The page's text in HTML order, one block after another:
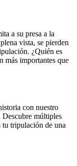
a su presa a la
vista, se pierden
¿Quién es
más importantes que
con nuestro
múltiples
tu tripulación de una